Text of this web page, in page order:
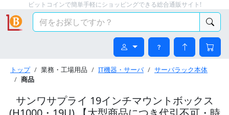
ビットコインで簡単手軽にショッピングできる総合通販サイト!
トップ 業務・工場用品 IT機器・サーバ
サーバラック本体
商品
サンワサプライ 19インチマウントボックス